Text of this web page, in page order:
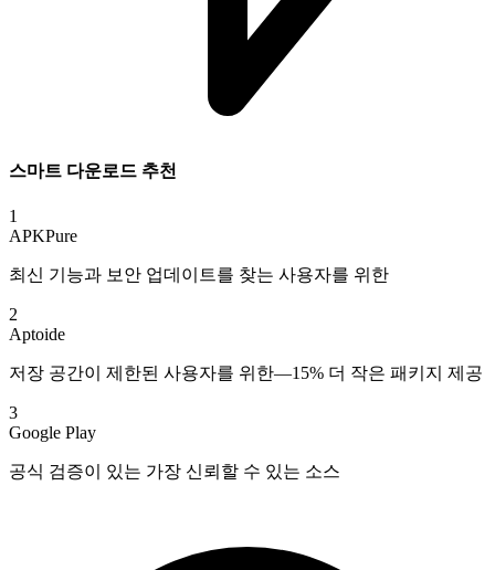
스마트 다운로드 추천
1
APKPure
최신 기능과 보안 업데이트를 찾는 사용자를 위한
2
Aptoide
저장 공간이 제한된 사용자를 위한—15% 더 작은 패키지 제공
3
Google Play
공식 검증이 있는 가장 신뢰할 수 있는 소스